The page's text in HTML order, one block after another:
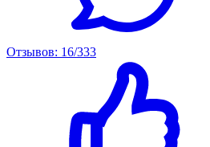
Отзывов: 16/333